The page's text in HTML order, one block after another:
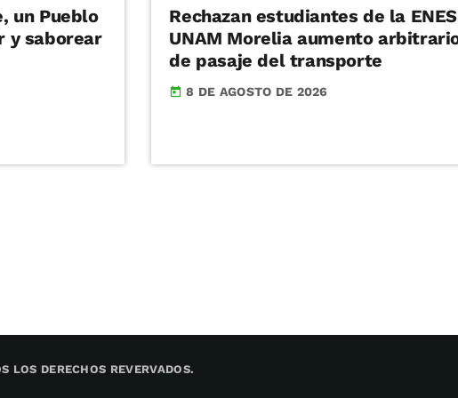
un Pueblo
y saborear
Rechazan estudiantes de la ENES
UNAM Morelia aumento arbitrario
de pasaje del transporte
today 8 DE AGOSTO DE 2026
LOS DERECHOS REVERVADOS.